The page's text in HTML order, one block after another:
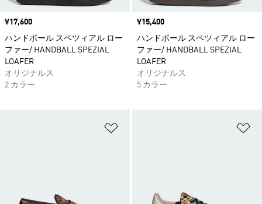
価格
¥17,600
ハンドボール スペツィアル ロー
ファー/ HANDBALL SPEZIAL
LOAFER
オリジナルス
2 カラー
価格
¥15,400
ハンドボール スペツィアル ロー
ファー/ HANDBALL SPEZIAL
LOAFER
オリジナルス
5 カラー